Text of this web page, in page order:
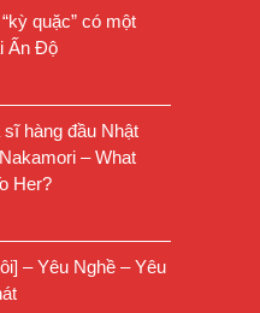
quặc” có một
Ấn Độ
sĩ hàng đầu Nhật
– What
Her?
– Yêu Nghề – Yêu